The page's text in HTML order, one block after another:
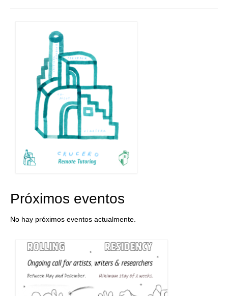
Próximos eventos
No hay próximos eventos actualmente.